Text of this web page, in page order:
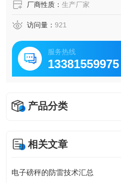
厂商性质： 生产厂家
访问量： 921
服务热线
13381559975
产品分类
相关文章
电子磅秤的防雷技术汇总